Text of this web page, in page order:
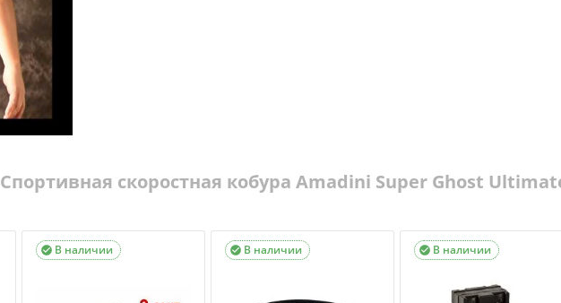
Спортивная скоростная кобура Amadini Super Ghost
В наличии
 В наличии
 В наличии
